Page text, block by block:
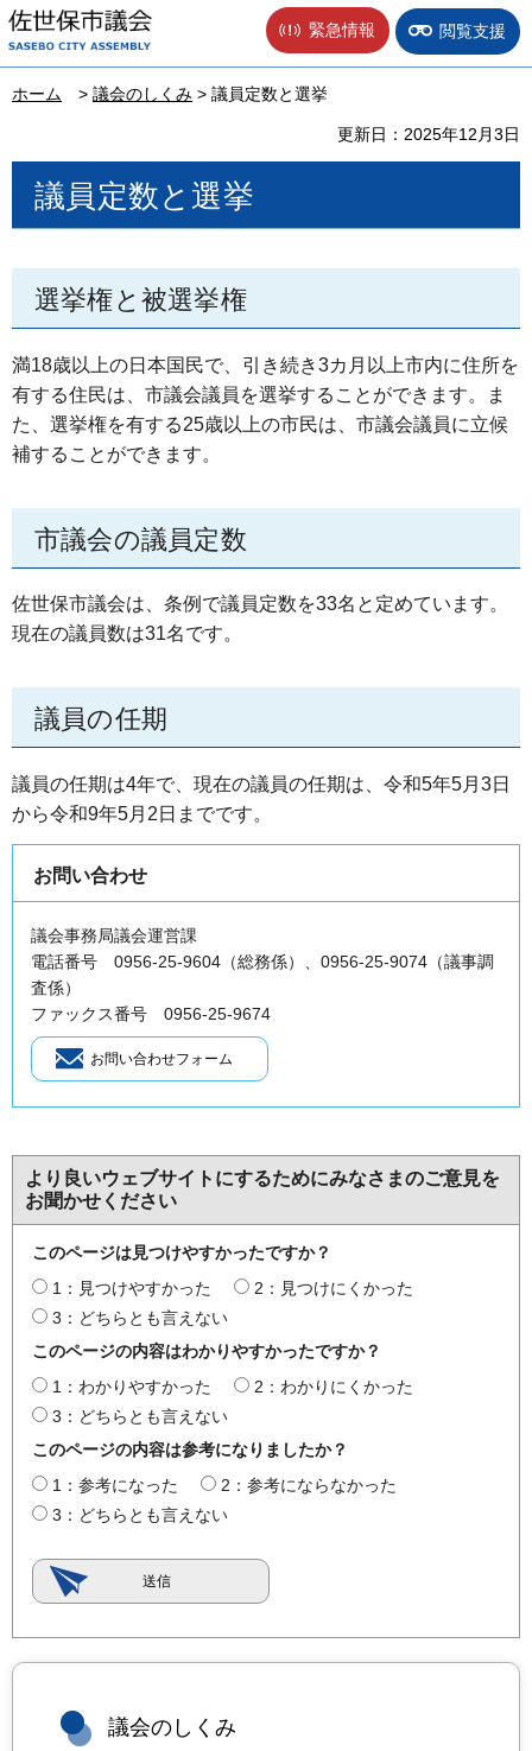
佐世保市議会 緊急情報 閲覧支援
ホーム > 議会のしくみ > 議員定数と選挙
更新日：2025年12月3日
議員定数と選挙
選挙権と被選挙権
満18歳以上の日本国民で、引き続き3カ月以上市内に住所を
有する住民は、市議会議員を選挙することができます。ま
た、選挙権を有する25歳以上の市民は、市議会議員に立候
補することができます。
市議会の議員定数
佐世保市議会は、条例で議員定数を33名と定めています。
現在の議員数は31名です。
議員の任期
議員の任期は4年で、現在の議員の任期は、令和5年5月3日
から令和9年5月2日までです。
お問い合わせ
議会事務局議会運営課
電話番号 0956-25-9604（総務係）、0956-25-9074（議事調
査係）
ファックス番号 0956-25-9674
より良いウェブサイトにするためにみなさまのご意見を
お聞かせください
このページは見つけやすかったですか？
1：見つけやすかった
2：見つけにくかった
3：どちらとも言えない
このページの内容はわかりやすかったですか？
1：わかりやすかった
2：わかりにくかった
3：どちらとも言えない
このページの内容は参考になりましたか？
1：参考になった
2：参考にならなかった
3：どちらとも言えない
議会のしくみ